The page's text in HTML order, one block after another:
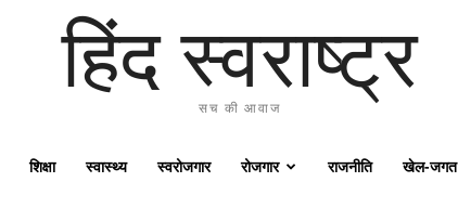
हिंद स्वराष्ट्र
सच की आवाज
शिक्षा स्वास्थ्य स्वरोजगार रोजगार राजनीति खेल-जगत